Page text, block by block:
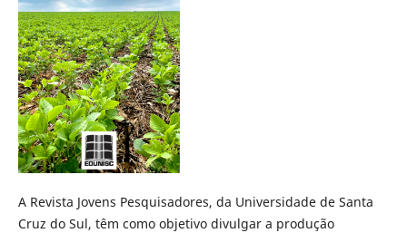
A Revista Jovens Pesquisadores, da Universidade de Santa
Cruz do Sul, têm como objetivo divulgar a produção